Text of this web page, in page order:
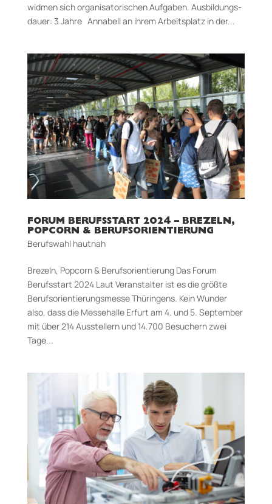
widmen sich organisatorischen Aufgaben. Aus­bildungs­
dauer: 3 Jahre Annabell an ihrem Arbeitsplatz in der...
FORUM BERUFSSTART 2024 – BREZELN,
POPCORN & BERUFSORIENTIERUNG
Berufswahl hautnah
Brezeln, Popcorn & Berufsorientierung Das Forum
Berufsstart 2024 Laut Veranstalter ist es die größte
Berufsorientierungsmesse Thüringens. Kein Wunder
also, dass die Messehalle Erfurt am 4. und 5. September
mit über 214 Ausstellern und 14.700 Besuchern zwei
Tage...